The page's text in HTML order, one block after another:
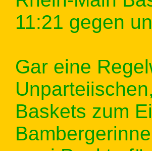
11:21 gegen
Gar eine
Baskets zum